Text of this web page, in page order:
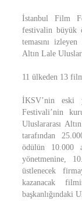
İstanbul Film
festivalin büyük
temasını
Altın Lale
11 ülkeden 13
İKSV’nin eski
Festivali’nin
Uluslararası
tarafından
ödülün 10.000
yönetmenine,
üstlenecek
kazanacak
başkanlığındaki